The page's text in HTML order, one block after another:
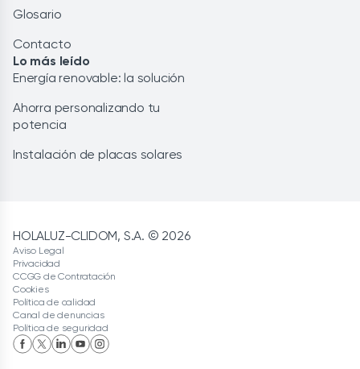
Glosario
Contacto
Lo más leído
Energía renovable: la solución
Ahorra personalizando tu
potencia
Instalación de placas solares
HOLALUZ-CLIDOM, S.A. © 2026
Aviso Legal
Privacidad
CCGG de Contratación
Cookies
Política de calidad
Canal de denuncias
Política de seguridad